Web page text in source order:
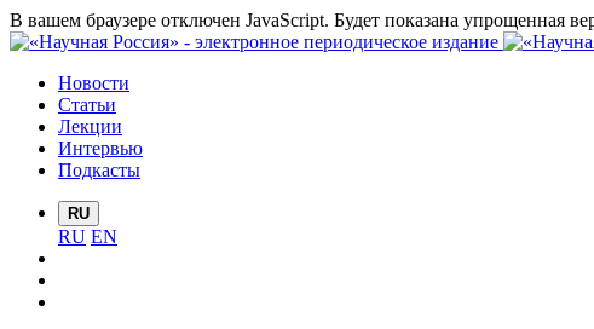
В вашем браузере отключен JavaScript. Будет показана упрощенная
Новости
Статьи
Лекции
Интервью
Подкасты
RU
RU EN